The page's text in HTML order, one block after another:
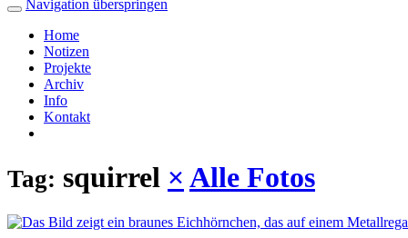
Navigation überspringen
Home
Notizen
Projekte
Archiv
Info
Kontakt
Tag: squirrel × Alle Fotos